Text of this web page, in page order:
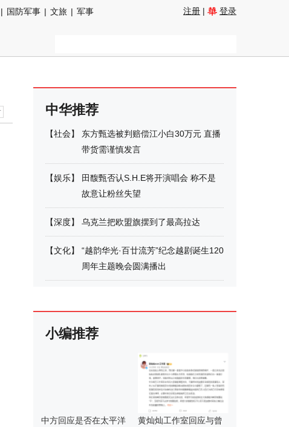
| 国防军事 | 文旅 | 军事
注册 | 登录
中华推荐
【社会】
东方甄选被判赔偿江小白30万元 直播
带货需谨慎发言
【娱乐】
田馥甄否认S.H.E将开演唱会 称不是
故意让粉丝失望
【深度】 乌克兰把欧盟旗摆到了最高拉达
【文化】
“越韵华光·百廿流芳”纪念越剧诞生120
周年主题晚会圆满播出
小编推荐
中方回应是否在太平洋
黄灿灿工作室回应与曾